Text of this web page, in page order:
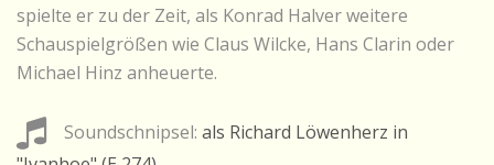
spielte er zu der Zeit, als Konrad Halver weitere
Schauspielgrößen wie Claus Wilcke, Hans Clarin oder
Michael Hinz anheuerte.
Soundschnipsel: als Richard Löwenherz in